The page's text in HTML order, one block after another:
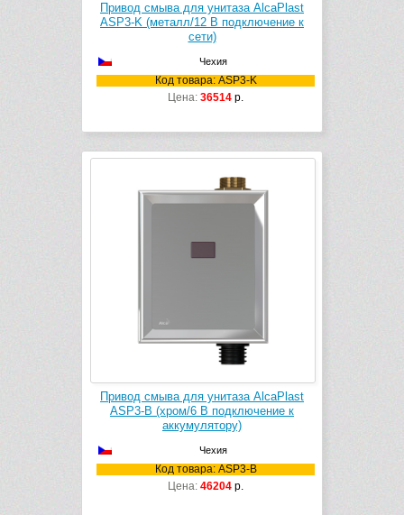
Привод смыва для унитаза AlcaPlast
ASP3-K (металл/12 B подключение к
сети)
Чехия
Код товара: ASP3-K
Цена: 36514 р.
Привод смыва для унитаза AlcaPlast
ASP3-B (хром/6 В подключение к
аккумулятору)
Чехия
Код товара: ASP3-B
Цена: 46204 р.